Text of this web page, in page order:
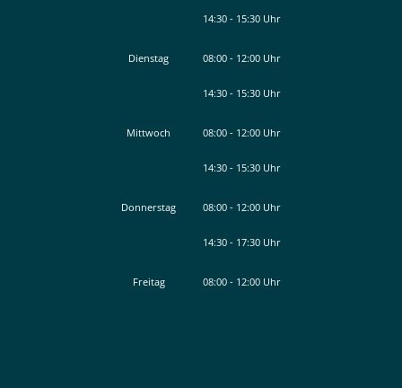
Von 08:00 bis 12:00 Uhr
14:30- 15:30Uhr
Von 14:30 bis 15:30 Uhr
Dienstag 08:00- 12:00Uhr
Von 08:00 bis 12:00 Uhr
14:30- 15:30Uhr
Von 14:30 bis 15:30 Uhr
Mittwoch 08:00- 12:00Uhr
Von 08:00 bis 12:00 Uhr
14:30- 15:30Uhr
Von 14:30 bis 15:30 Uhr
Donnerstag 08:00- 12:00Uhr
Von 08:00 bis 12:00 Uhr
14:30- 17:30Uhr
Von 14:30 bis 17:30 Uhr
Freitag 08:00- 12:00Uhr